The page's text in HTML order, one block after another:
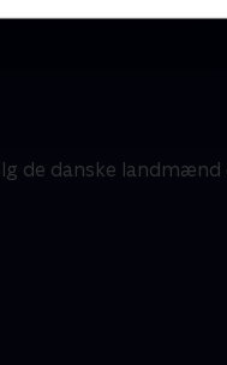
de danske landmænd